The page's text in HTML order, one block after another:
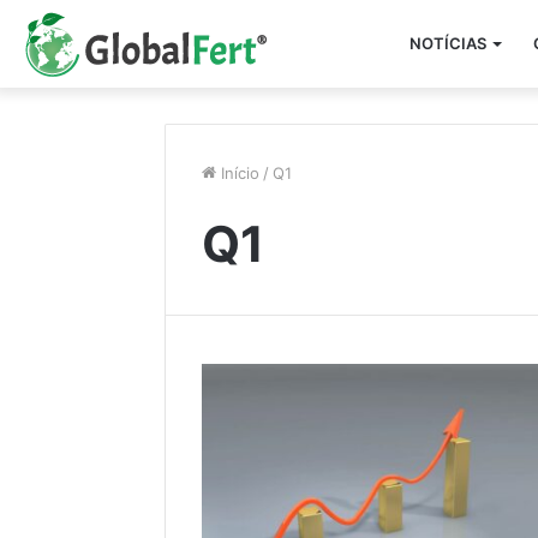
NOTÍCIAS
Início / Q1
Q1